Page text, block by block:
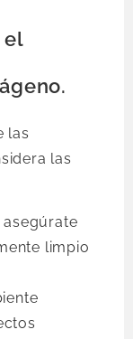
el
las
las
limpio